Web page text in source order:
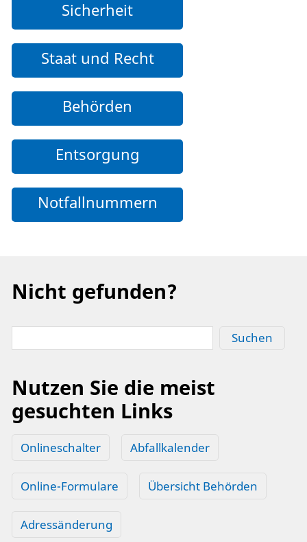
Sicherheit
Staat und Recht
Behörden
Entsorgung
Notfallnummern
Nicht gefunden?
Suchen
Nutzen Sie die meist
gesuchten Links
Onlineschalter Abfallkalender
Online-Formulare Übersicht Behörden
Adressänderung